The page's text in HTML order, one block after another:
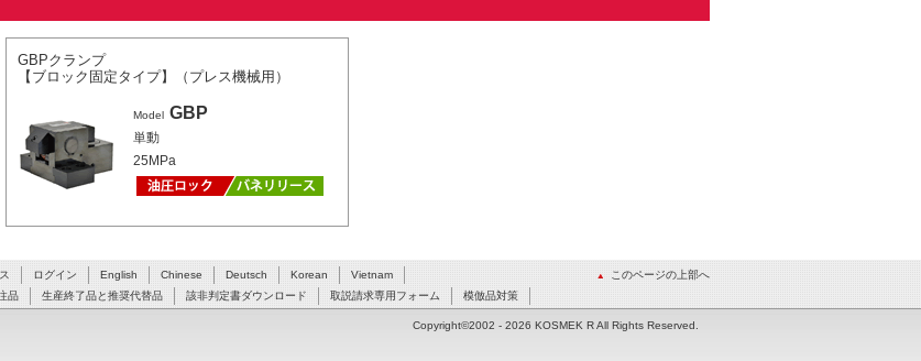
GBPクランプ
【ブロック固定タイプ】（プレス機械用）
Model GBP
単動
25MPa
このページの上部へ
ログイン English Chinese Deutsch Korean
Vietnam
品 生産終了品と推奨代替品 該非判定書ダウンロード 取説請求専用フォーム 模倣品対策
Copyright©2002 - 2026 KOSMEK R All Rights Reserved.